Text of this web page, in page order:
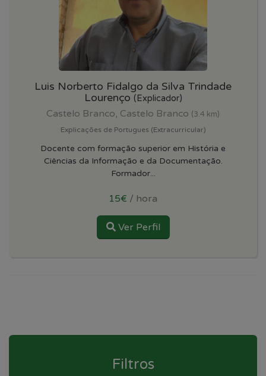
Luis Norberto Fidalgo da Silva Trindade
Lourenço (Explicador)
Castelo Branco, Castelo Branco (3.4 km)
Explicações de Portugues (Extracurricular)
Docente com formação superior em História e
Ciências da Informação e da Documentação.
Formador...
15€ / hora
Ver Perfil
Filtros